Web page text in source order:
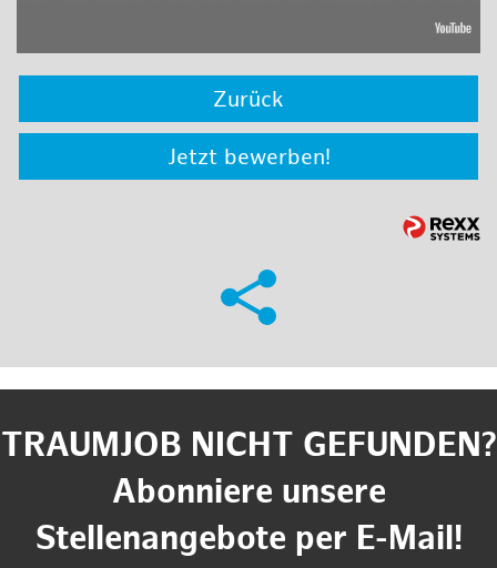
Zurück
Jetzt bewerben!
TRAUMJOB NICHT GEFUNDEN?
Abonniere unsere
Stellenangebote per E-Mail!